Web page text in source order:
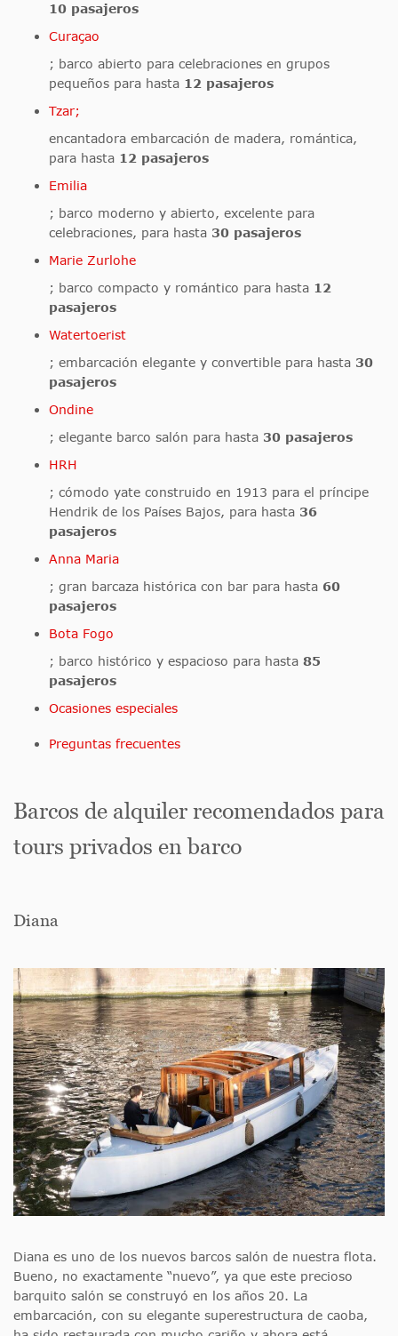
10 pasajeros
Curaçao
; barco abierto para celebraciones en grupos
pequeños para hasta 12 pasajeros
Tzar;
encantadora embarcación de madera, romántica,
para hasta 12 pasajeros
Emilia
; barco moderno y abierto, excelente para
celebraciones, para hasta 30 pasajeros
Marie Zurlohe
; barco compacto y romántico para hasta 12
pasajeros
Watertoerist
; embarcación elegante y convertible para hasta 30
pasajeros
Ondine
; elegante barco salón para hasta 30 pasajeros
HRH
; cómodo yate construido en 1913 para el príncipe
Hendrik de los Países Bajos, para hasta 36
pasajeros
Anna Maria
; gran barcaza histórica con bar para hasta 60
pasajeros
Bota Fogo
; barco histórico y espacioso para hasta 85
pasajeros
Ocasiones especiales
Preguntas frecuentes
Barcos de alquiler recomendados para
tours privados en barco
Diana
Diana es uno de los nuevos barcos salón de nuestra flota.
Bueno, no exactamente “nuevo”, ya que este precioso
barquito salón se construyó en los años 20. La
embarcación, con su elegante superestructura de caoba,